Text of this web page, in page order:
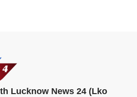
Lucknow News 24 (Lko